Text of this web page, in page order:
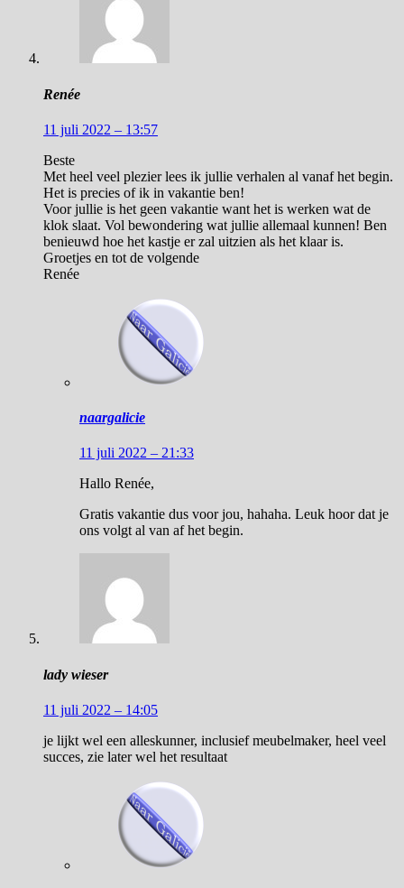
Renée
11 juli 2022 – 13:57
Beste
Met heel veel plezier lees ik jullie verhalen al vanaf het begin.
Het is precies of ik in vakantie ben!
Voor jullie is het geen vakantie want het is werken wat de
klok slaat. Vol bewondering wat jullie allemaal kunnen! Ben
benieuwd hoe het kastje er zal uitzien als het klaar is.
Groetjes en tot de volgende
Renée
naargalicie
11 juli 2022 – 21:33
Hallo Renée,
Gratis vakantie dus voor jou, hahaha. Leuk hoor dat je
ons volgt al van af het begin.
lady wieser
11 juli 2022 – 14:05
je lijkt wel een alleskunner, inclusief meubelmaker, heel veel
succes, zie later wel het resultaat